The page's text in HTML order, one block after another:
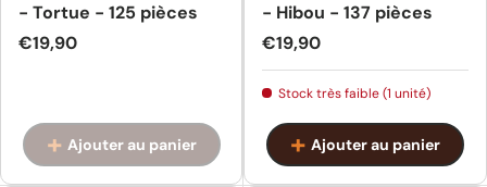
- Tortue - 125 pièces
Prix habituel
€19,90
Ajouter au panier
- Hibou - 137 pièces
Prix habituel
€19,90
Stock très faible (1 unité)
Ajouter au panier